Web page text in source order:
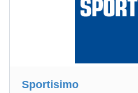
Sportisimo